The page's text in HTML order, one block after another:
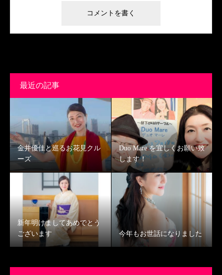
最近の記事
金井優佳と巡るお花見クル
ーズ
Duo Mare を宜しくお願い致
します！
新年明けましてあめでとう
ございます
今年もお世話になりました